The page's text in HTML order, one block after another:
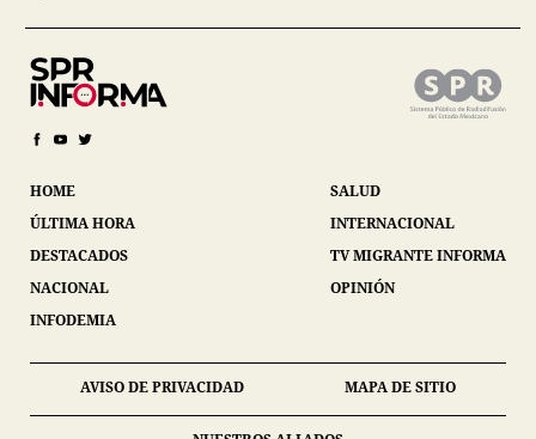
HOME
ÚLTIMA HORA
DESTACADOS
NACIONAL
INFODEMIA
SALUD
INTERNACIONAL
TV MIGRANTE INFORMA
OPINIÓN
AVISO DE PRIVACIDAD MAPA DE SITIO